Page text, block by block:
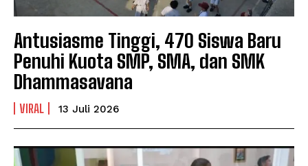
Antusiasme Tinggi, 470 Siswa Baru
Penuhi Kuota SMP, SMA, dan SMK
Dhammasavana
VIRAL 13 Juli 2026